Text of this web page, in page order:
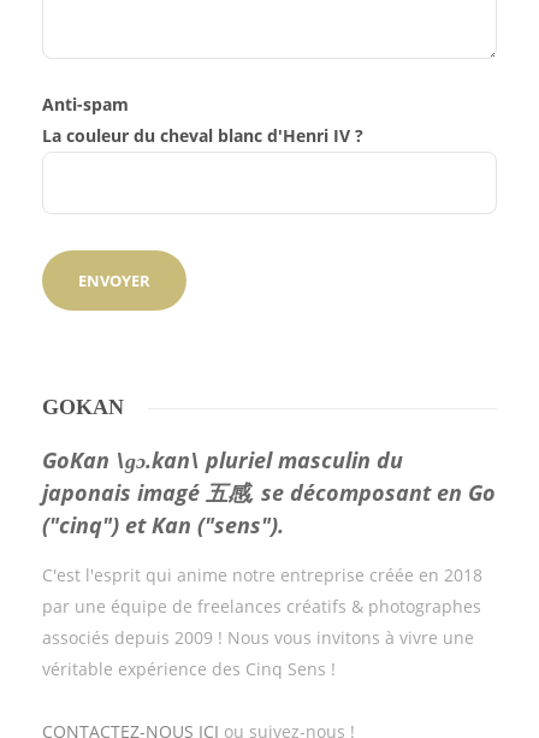
Anti-spam
La couleur du cheval blanc d'Henri IV ?
GOKAN
GoKan \ɡɔ.kan\ pluriel masculin du
japonais imagé 五感, se décomposant en Go
("cinq") et Kan ("sens").
C'est l'esprit qui anime notre entreprise créée en 2018
par une équipe de freelances créatifs & photographes
associés depuis 2009 ! Nous vous invitons à vivre une
véritable expérience des Cinq Sens !
CONTACTEZ-NOUS ICI ou suivez-nous !